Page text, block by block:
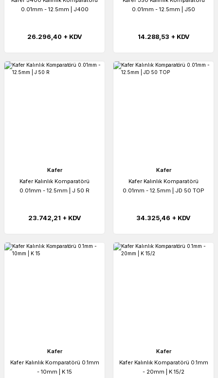
0.01mm - 12.5mm | J400
26.296,40 + KDV
0.01mm - 12.5mm | J50
14.288,53 + KDV
Kafer
Kafer Kalınlık Komparatörü
0.01mm - 12.5mm | J 50 R
23.742,21 + KDV
Kafer
Kafer Kalınlık Komparatörü
0.01mm - 12.5mm | JD 50 TOP
34.325,46 + KDV
Kafer
Kafer Kalınlık Komparatörü 0.1mm
- 10mm | K 15
Kafer
Kafer Kalınlık Komparatörü 0.1mm
- 20mm | K 15/2